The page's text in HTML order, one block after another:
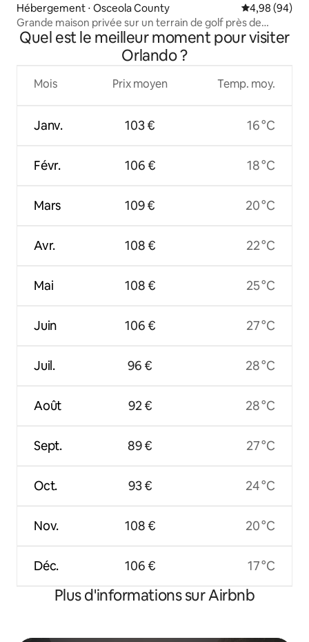
Hébergement ⋅ Osceola County Évaluation
4,98 (94)
Grande maison privée sur un terrain de golf près de
Disney
Quel est le meilleur moment pour visiter
Orlando ?
Mois
Janv.
Févr.
Mars
Avr.
Mai
Juin
Juil.
Août
Sept.
Oct.
Nov.
Déc.
Prix moyen
103 €
106 €
109 €
108 €
108 €
106 €
96 €
92 €
89 €
93 €
108 €
106 €
Temp. moy.
16 °C
18 °C
20 °C
22 °C
25 °C
27 °C
28 °C
28 °C
27 °C
24 °C
20 °C
17 °C
Plus d'informations sur Airbnb